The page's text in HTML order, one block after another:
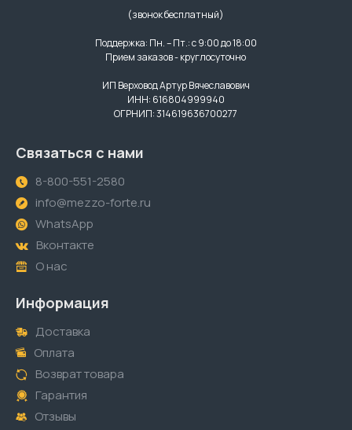
(звонок бесплатный)
Поддержка: Пн. – Пт.: с 9:00 до 18:00
Прием заказов - круглосуточно
ИП Верховод Артур Вячеславович
ИНН: 616804999940
ОГРНИП: 314619636700277
Связаться с нами
8-800-551-2580
info@mezzo-forte.ru
WhatsApp
Вконтакте
О нас
Информация
Доставка
Оплата
Возврат товара
Гарантия
Отзывы